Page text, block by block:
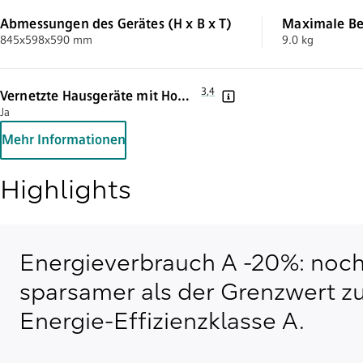
Abmessungen des Gerätes (H x B x T)
845x598x590 mm
Maximale
9.0 kg
Vernetzte Hausgeräte mit Home
Connect
Fußnote 3: Wir stellen von Zeit zu
3,,Fußnote 4: Einige der gezeigten
4
Ja
Mehr Informationen
Highlights
Energieverbrauch A -20%:
sparsamer als der Grenzwert
Energie-Effizienzklasse A.